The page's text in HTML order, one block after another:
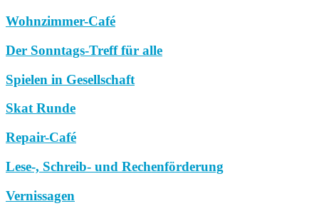
Wohnzimmer-Café
Der Sonntags-Treff für alle
Spielen in Gesellschaft
Skat Runde
Repair-Café
Lese-, Schreib- und Rechenförderung
Vernissagen